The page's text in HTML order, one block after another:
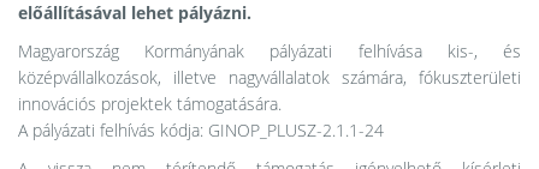
előállításával lehet pályázni.
Magyarország Kormányának pályázati felhívása kis-, és
középvállalkozások, illetve nagyvállalatok számára, fókuszterületi
innovációs projektek támogatására.
A pályázati felhívás kódja: GINOP_PLUSZ-2.1.1-24